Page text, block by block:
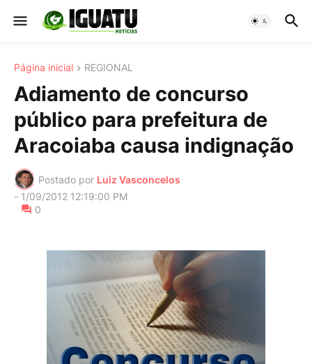
Página inicial REGIONAL
Adiamento de concurso
público para prefeitura de
Aracoiaba causa indignação
Postado por Luiz Vasconcelos
- 1/09/2012 12:19:00 PM
0